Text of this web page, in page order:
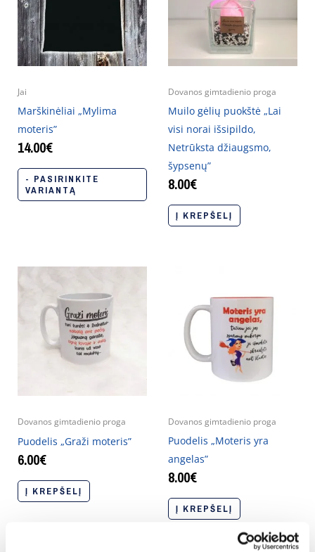
Jai
Marškinėliai „Mylima
moteris”
14.00€
- PASIRINKITE
VARIANTĄ
Dovanos gimtadienio proga
Muilo gėlių puokštė „Lai
visi norai išsipildo,
Netrūksta džiaugsmo,
šypsenų”
8.00€
Į KREPŠELĮ
Dovanos gimtadienio proga
Puodelis „Graži moteris”
6.00€
Į KREPŠELĮ
Dovanos gimtadienio proga
Puodelis „Moteris yra
angelas”
8.00€
Į KREPŠELĮ